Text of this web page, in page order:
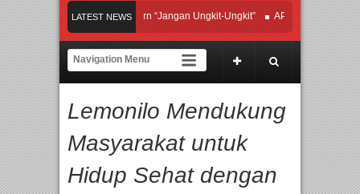
LATEST NEWS
Hadirkan Hipdut Modern “Jangan Ungkit-Ungkit” APMF 2026 Dorong
Perpaduan Warisan Dan Semangat Lokal, BIRKENSTOCK INDONESIA
Orchestra Presents The Beatles & Queen – feat. Marcello Tahitoe dan
Lemonilo Mendukung
Masyarakat untuk
Hidup Sehat dengan